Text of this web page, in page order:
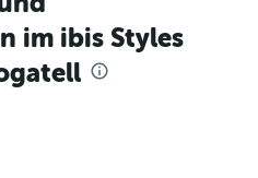
im ibis Styles